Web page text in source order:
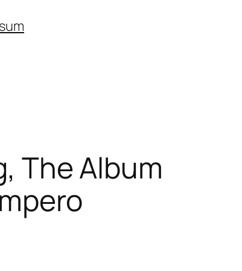
The Album